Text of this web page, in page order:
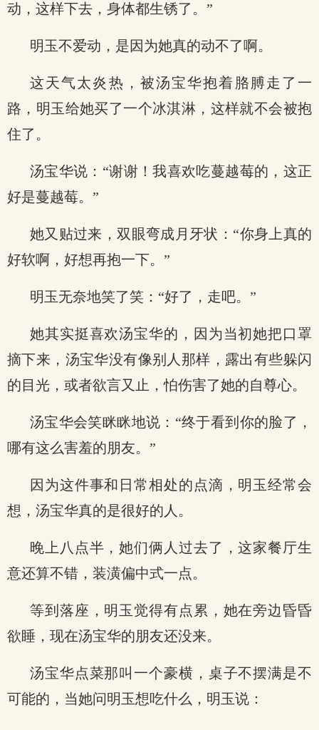
动，这样下去，身体都生锈了。”
明玉不爱动，是因为她真的动不了啊。
这天气太炎热，被汤宝华抱着胳膊走了一
路，明玉给她买了一个冰淇淋，这样就不会被抱
住了。
汤宝华说：“谢谢！我喜欢吃蔓越莓的，这正
好是蔓越莓。”
她又贴过来，双眼弯成月牙状：“你身上真的
好软啊，好想再抱一下。”
明玉无奈地笑了笑：“好了，走吧。”
她其实挺喜欢汤宝华的，因为当初她把口罩
摘下来，汤宝华没有像别人那样，露出有些躲闪
的目光，或者欲言又止，怕伤害了她的自尊心。
汤宝华会笑眯眯地说：“终于看到你的脸了，
哪有这么害羞的朋友。”
因为这件事和日常相处的点滴，明玉经常会
想，汤宝华真的是很好的人。
晚上八点半，她们俩人过去了，这家餐厅生
意还算不错，装潢偏中式一点。
等到落座，明玉觉得有点累，她在旁边昏昏
欲睡，现在汤宝华的朋友还没来。
汤宝华点菜那叫一个豪横，桌子不摆满是不
可能的，当她问明玉想吃什么，明玉说：